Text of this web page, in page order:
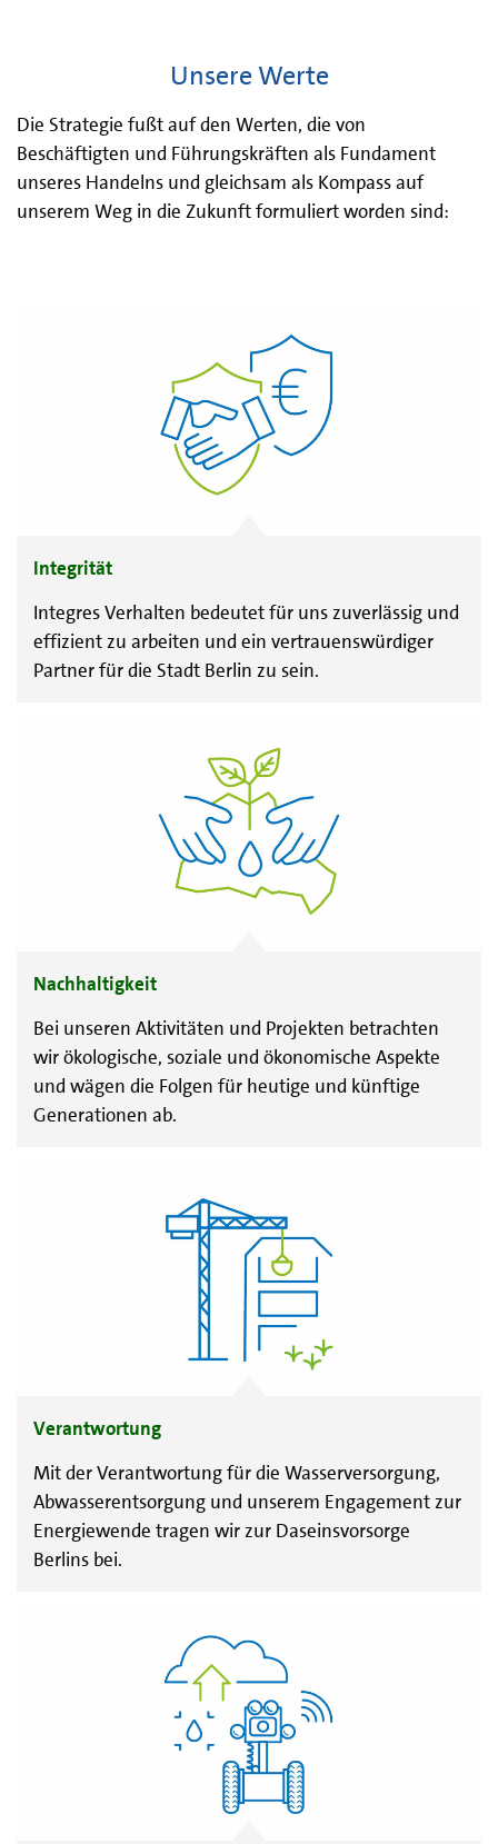
Unsere Werte
Die Strategie fußt auf den Werten, die von
Beschäftigten und Führungskräften als Fundament
unseres Handelns und gleichsam als Kompass auf
unserem Weg in die Zukunft formuliert worden sind:
Integrität
Integres Verhalten bedeutet für uns zuverlässig und
effizient zu arbeiten und ein vertrauenswürdiger
Partner für die Stadt Berlin zu sein.
Nachhaltigkeit
Bei unseren Aktivitäten und Projekten betrachten
wir ökologische, soziale und ökonomische Aspekte
und wägen die Folgen für heutige und künftige
Generationen ab.
Verantwortung
Mit der Verantwortung für die Wasserversorgung,
Abwasserentsorgung und unserem Engagement zur
Energiewende tragen wir zur Daseinsvorsorge
Berlins bei.